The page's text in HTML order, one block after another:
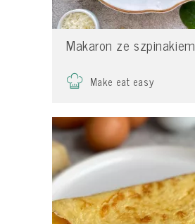
Makaron ze szpinakiem
Make eat easy